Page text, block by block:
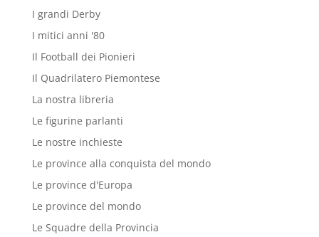
I grandi Derby
I mitici anni '80
Il Football dei Pionieri
Il Quadrilatero Piemontese
La nostra libreria
Le figurine parlanti
Le nostre inchieste
Le province alla conquista del mondo
Le province d'Europa
Le province del mondo
Le Squadre della Provincia